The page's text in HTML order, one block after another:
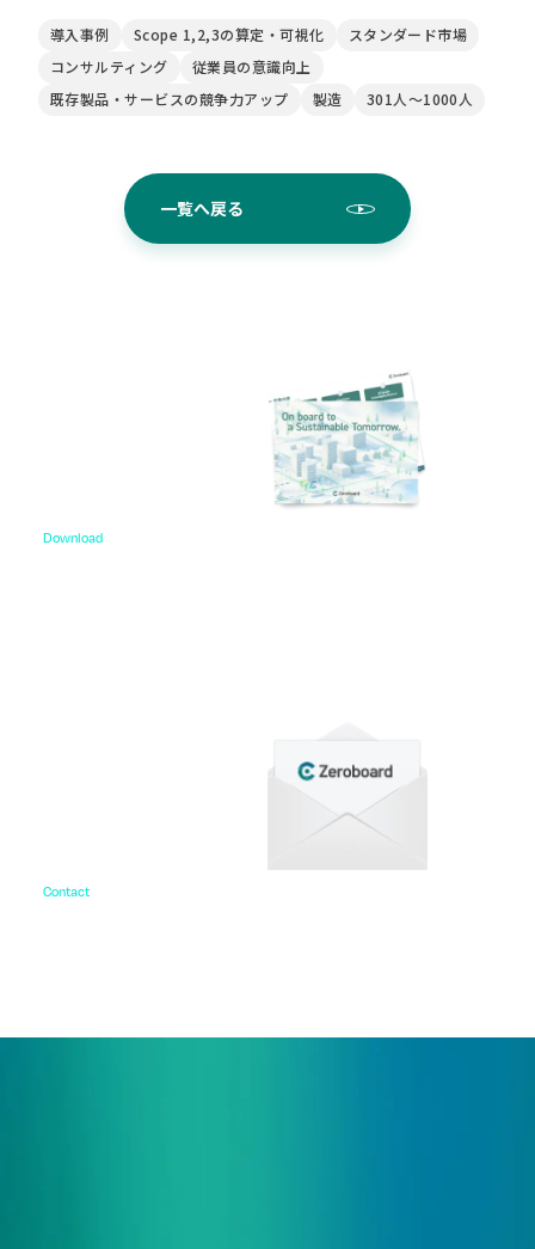
導入事例 Scope 1,2,3の算定・可視化
スタンダード市場
コンサルティング
従業員の意識向上
既存製品・サービスの競争力アップ
製造 301人〜1000人
一覧へ戻る
Download
Contact